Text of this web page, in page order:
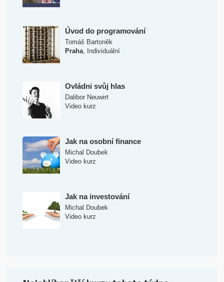
Úvod do programování
Tomáš Bartoněk
Praha, Individuální
Ovládni svůj hlas
Dalibor Neuwirt
Video kurz
Jak na osobní finance
Michal Doubek
Video kurz
Jak na investování
Michal Doubek
Video kurz